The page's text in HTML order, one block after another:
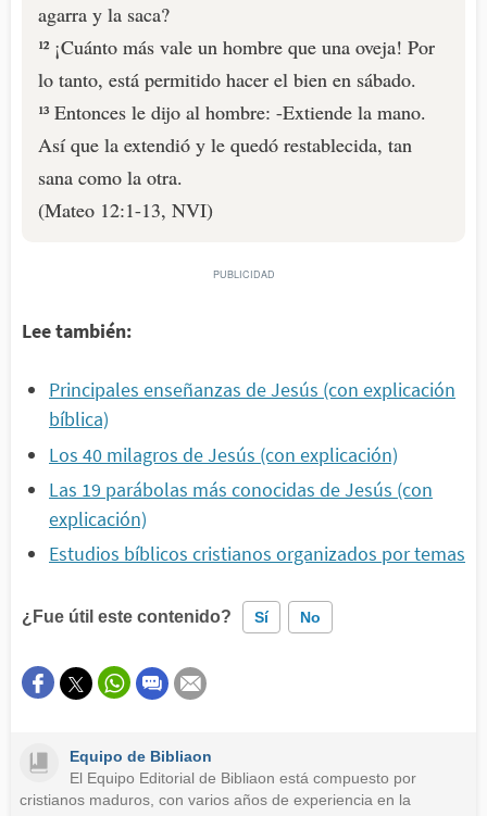
agarra y la saca?
¹² ¡Cuánto más vale un hombre que una oveja! Por
lo tanto, está permitido hacer el bien en sábado.
¹³ Entonces le dijo al hombre: -Extiende la mano.
Así que la extendió y le quedó restablecida, tan
sana como la otra.
(Mateo 12:1-13, NVI)
Lee también:
Principales enseñanzas de Jesús (con explicación
bíblica)
Los 40 milagros de Jesús (con explicación)
Las 19 parábolas más conocidas de Jesús (con
explicación)
Estudios bíblicos cristianos organizados por temas
¿Fue útil este contenido? Sí No
Este contenido contiene información incorrecta
Otro
Equipo de Bibliaon
El Equipo Editorial de Bibliaon está compuesto por
cristianos maduros, con varios años de experiencia en la